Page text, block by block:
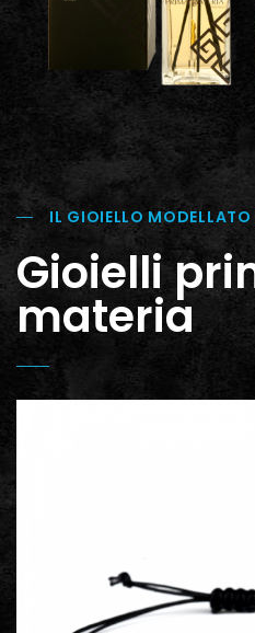
IL GIOIELLO
Gioielli
materia